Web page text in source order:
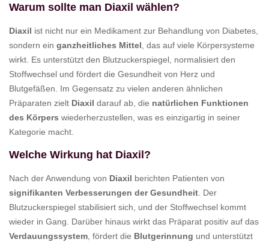
Warum sollte man Diaxil wählen?
Diaxil ist nicht nur ein Medikament zur Behandlung von Diabetes,
sondern ein ganzheitliches Mittel , das auf viele Körpersysteme
wirkt. Es unterstützt den Blutzuckerspiegel, normalisiert den
Stoffwechsel und fördert die Gesundheit von Herz und
Blutgefäßen. Im Gegensatz zu vielen anderen ähnlichen
Präparaten zielt Diaxil darauf ab, die natürlichen Funktionen
des Körpers wiederherzustellen, was es einzigartig in seiner
Kategorie macht.
Welche Wirkung hat Diaxil?
Nach der Anwendung von Diaxil berichten Patienten von
signifikanten Verbesserungen der Gesundheit . Der
Blutzuckerspiegel stabilisiert sich, und der Stoffwechsel kommt
wieder in Gang. Darüber hinaus wirkt das Präparat positiv auf das
Verdauungssystem , fördert die Blutgerinnung und unterstützt